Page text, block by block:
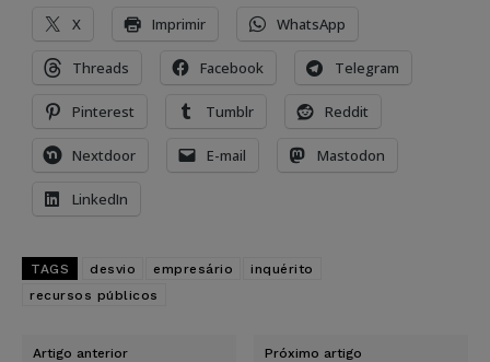
X Imprimir WhatsApp
Threads Facebook Telegram
Pinterest Tumblr Reddit
Nextdoor E-mail Mastodon
LinkedIn
TAGS desvio empresário
inquérito
recursos públicos
Artigo anterior Próximo artigo